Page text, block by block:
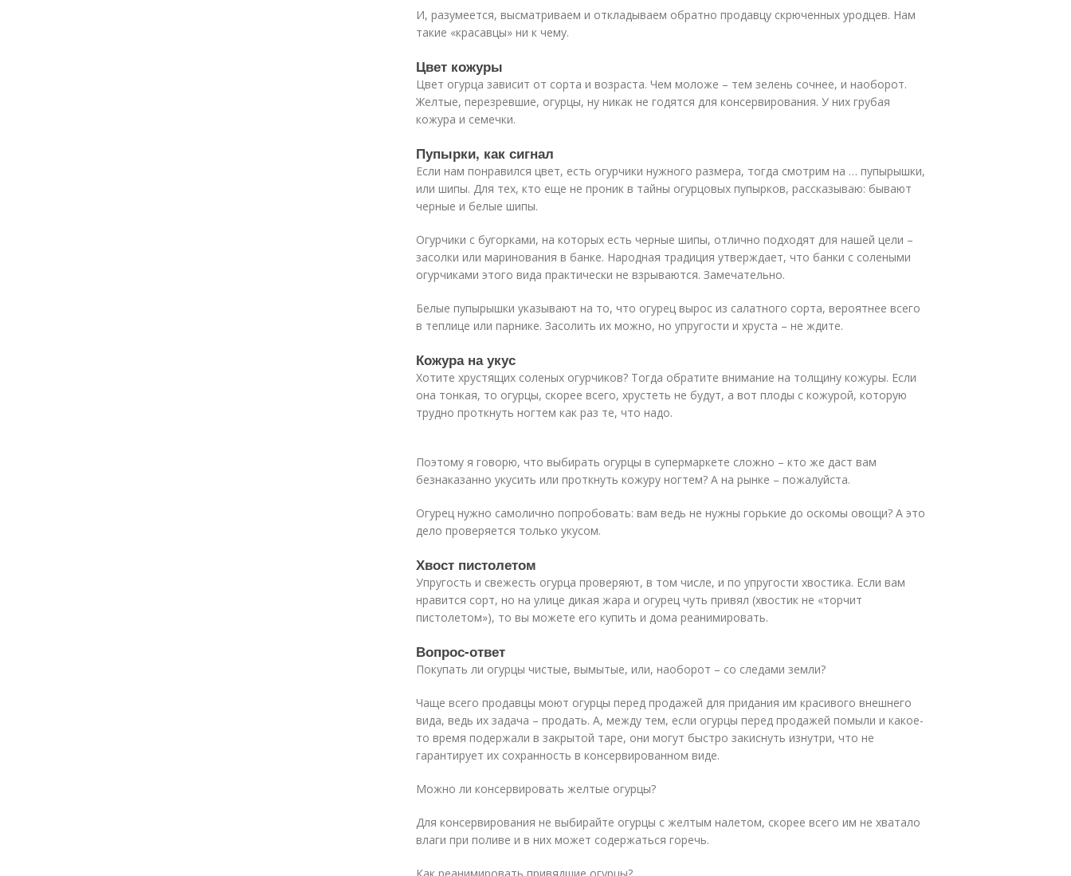
И, разумеется, высматриваем и откладываем обратно продавцу скрюченных уродцев. Нам
такие «красавцы» ни к чему.
Цвет кожуры
Цвет огурца зависит от сорта и возраста. Чем моложе – тем зелень сочнее, и наоборот.
Желтые, перезревшие, огурцы, ну никак не годятся для консервирования. У них грубая
кожура и семечки.
Пупырки, как сигнал
Если нам понравился цвет, есть огурчики нужного размера, тогда смотрим на … пупырышки,
или шипы. Для тех, кто еще не проник в тайны огурцовых пупырков, рассказываю: бывают
черные и белые шипы.
Огурчики с бугорками, на которых есть черные шипы, отлично подходят для нашей цели –
засолки или маринования в банке. Народная традиция утверждает, что банки с солеными
огурчиками этого вида практически не взрываются. Замечательно.
Белые пупырышки указывают на то, что огурец вырос из салатного сорта, вероятнее всего
в теплице или парнике. Засолить их можно, но упругости и хруста – не ждите.
Кожура на укус
Хотите хрустящих соленых огурчиков? Тогда обратите внимание на толщину кожуры. Если
она тонкая, то огурцы, скорее всего, хрустеть не будут, а вот плоды с кожурой, которую
трудно проткнуть ногтем как раз те, что надо.
Поэтому я говорю, что выбирать огурцы в супермаркете сложно – кто же даст вам
безнаказанно укусить или проткнуть кожуру ногтем? А на рынке – пожалуйста.
Огурец нужно самолично попробовать: вам ведь не нужны горькие до оскомы овощи? А это
дело проверяется только укусом.
Хвост пистолетом
Упругость и свежесть огурца проверяют, в том числе, и по упругости хвостика. Если вам
нравится сорт, но на улице дикая жара и огурец чуть привял (хвостик не «торчит
пистолетом»), то вы можете его купить и дома реанимировать.
Вопрос-ответ
Покупать ли огурцы чистые, вымытые, или, наоборот – со следами земли?
Чаще всего продавцы моют огурцы перед продажей для придания им красивого внешнего
вида, ведь их задача – продать. А, между тем, если огурцы перед продажей помыли и какое-
то время подержали в закрытой таре, они могут быстро закиснуть изнутри, что не
гарантирует их сохранность в консервированном виде.
Можно ли консервировать желтые огурцы?
Для консервирования не выбирайте огурцы с желтым налетом, скорее всего им не хватало
влаги при поливе и в них может содержаться горечь.